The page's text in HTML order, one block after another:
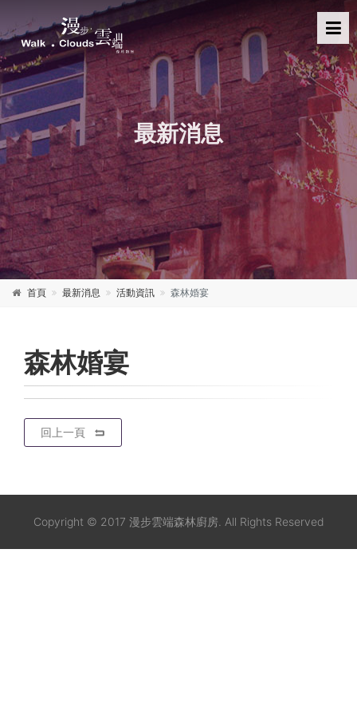
最新消息
首頁 最新消息 活動資訊 森林婚宴
森林婚宴
回上一頁
Copyright © 2017 漫步雲端森林廚房. All Rights Reserved